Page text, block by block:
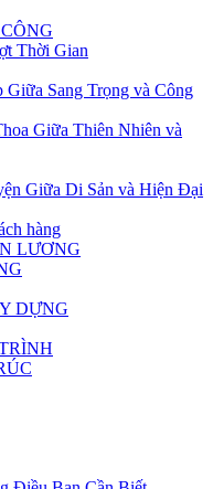
Thời Gian
Sang Trọng và Công
Giữa Thiên Nhiên và
Giữa Di Sản và Hiện Đại
hàng
LƯƠNG
DỰNG